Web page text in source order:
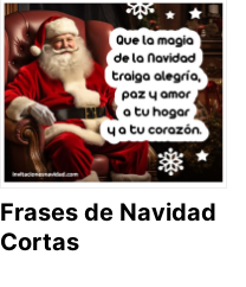
Frases de Navidad
Cortas